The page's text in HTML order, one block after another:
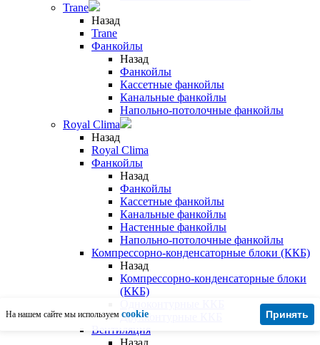
Trane
Назад
Trane
Фанкойлы
Назад
Фанкойлы
Кассетные фанкойлы
Канальные фанкойлы
Напольно-потолочные фанкойлы
Royal Clima
Назад
Royal Clima
Фанкойлы
Назад
Фанкойлы
Кассетные фанкойлы
Канальные фанкойлы
Настенные фанкойлы
Напольно-потолочные фанкойлы
Компрессорно-конденсаторные блоки (ККБ)
Назад
Компрессорно-конденсаторные блоки
(ККБ)
Двухконтурные ККБ
Вентиляция
Назад
На нашем сайте мы используем cookie Принять